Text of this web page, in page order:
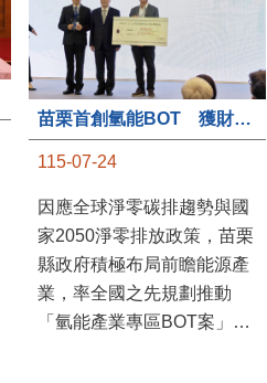
苗栗首創氫能BOT 獲財政部「突破之翼」肯定
115-07-24
因應全球淨零碳排趨勢與國
家2050淨零排放政策，苗栗
縣政府積極布局前瞻能源產
業，率全國之先規劃推動
「氫能產業專區BOT案」，